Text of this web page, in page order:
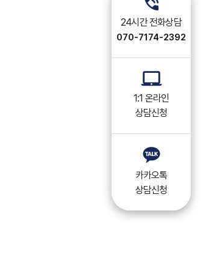
24시간 전화상담
070-7174-2392
1:1 온라인
상담신청
카카오톡
상담신청